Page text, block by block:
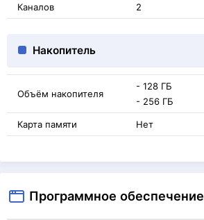
Каналов 2
Накопитель
Объём накопителя
- 128 ГБ
- 256 ГБ
Карта памяти Нет
Программное обеспечение